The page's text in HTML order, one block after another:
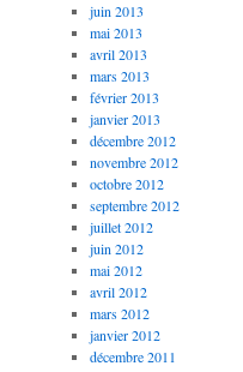
juin 2013
mai 2013
avril 2013
mars 2013
février 2013
janvier 2013
décembre 2012
novembre 2012
octobre 2012
septembre 2012
juillet 2012
juin 2012
mai 2012
avril 2012
mars 2012
janvier 2012
décembre 2011